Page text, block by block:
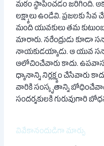
మఠం స్థాపించడం జరిగింది.
లక్ష్యాలు ఉండేవి. ప్రజలకు
మంది యువకులు తమ
మారారు. నరేంద్రుడు కూడా
నాయకుడయ్యాడు. ఆ యువ
ఆలోచించేవారు కాదు.
ధ్యానాన్ని నిర్లక్ష్యం చేసేవారు
వారికి సంస్కృతాన్ని
సందర్శకులకి గురువుగారి
వివేకానందుడిగా మార్పు